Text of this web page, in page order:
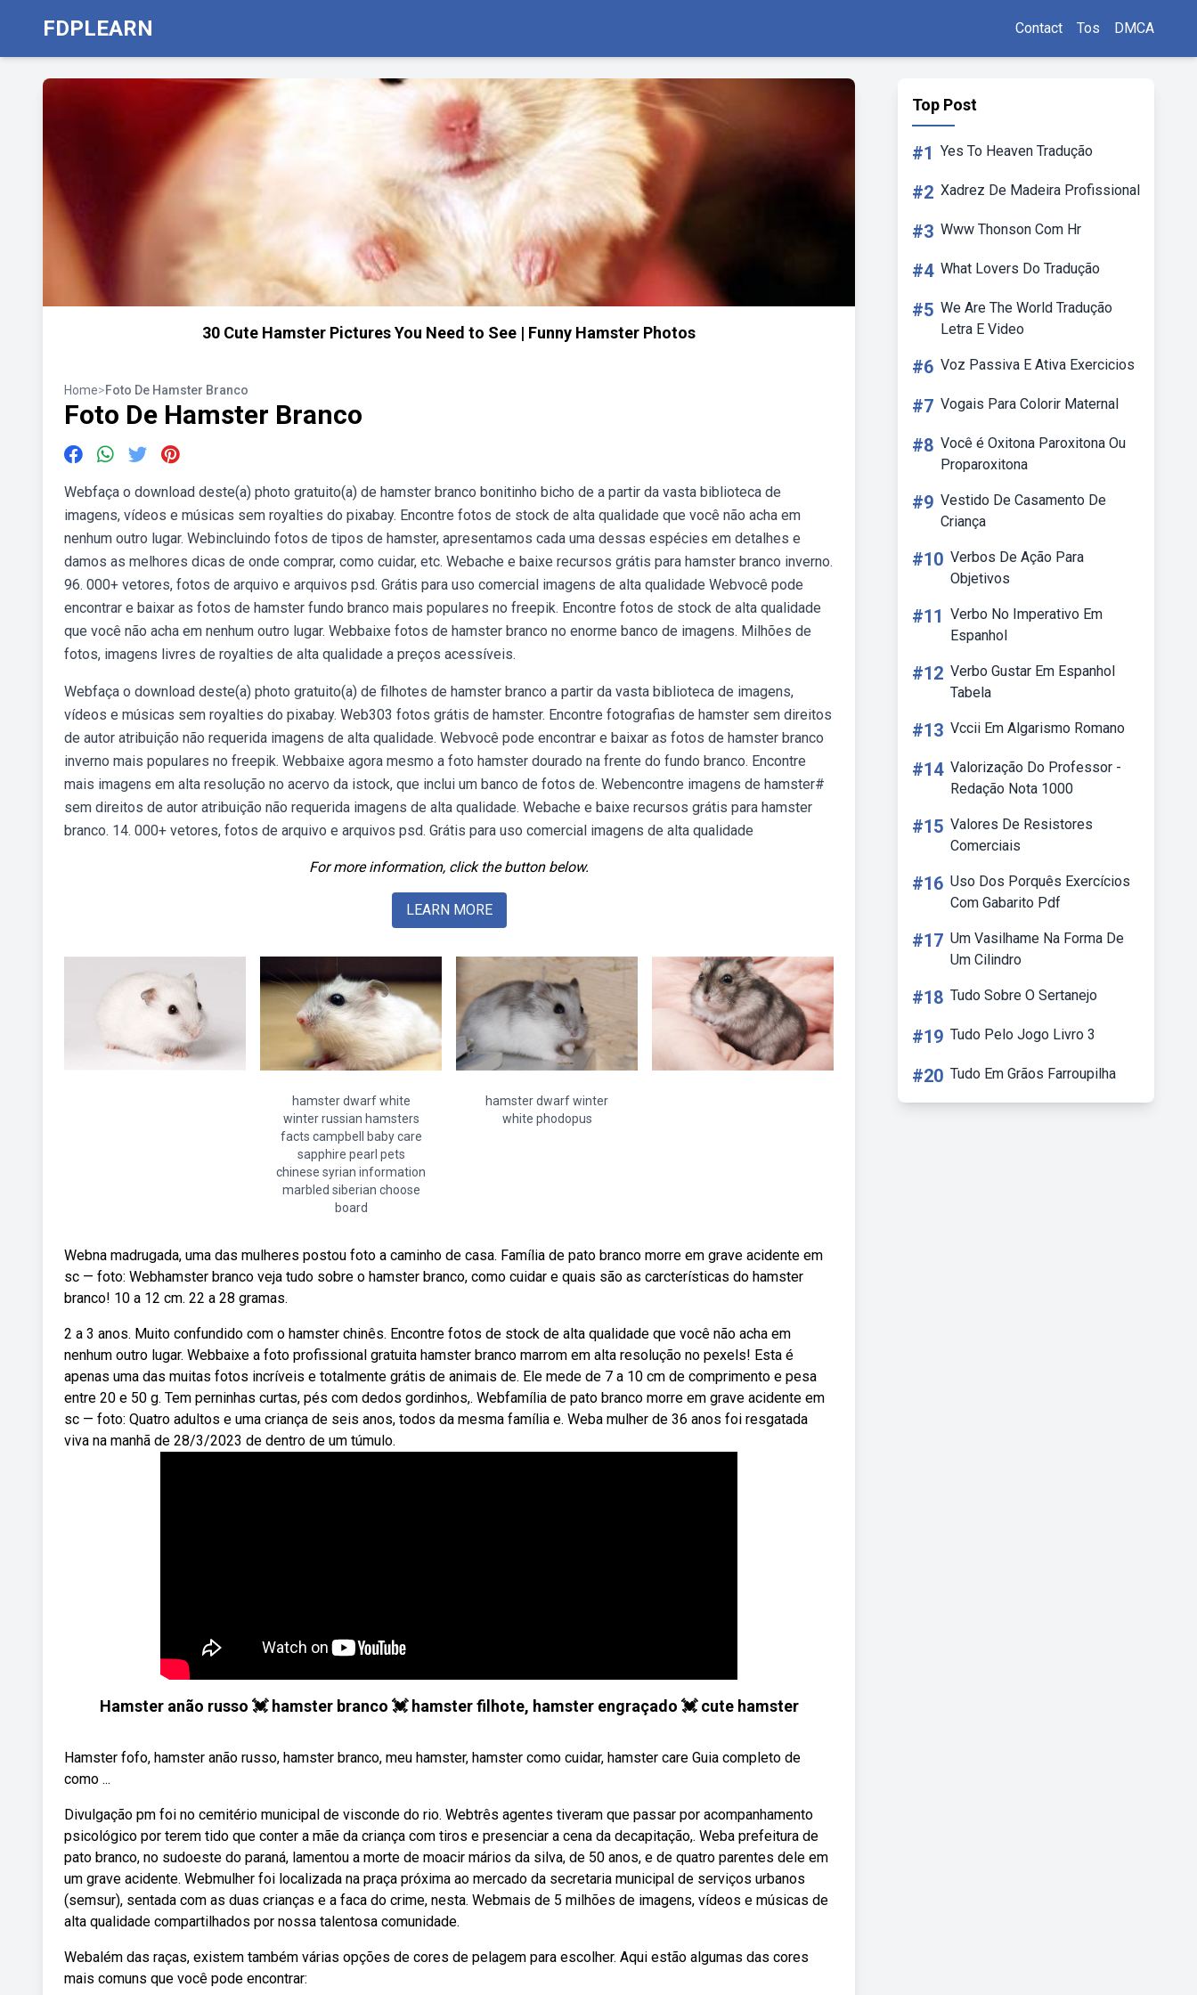
FDPLEARN Contact Tos DMCA
30 Cute Hamster Pictures You Need to See | Funny Hamster Photos
Home>Foto De Hamster Branco
Foto De Hamster Branco
Webfaça o download deste(a) photo gratuito(a) de hamster branco bonitinho bicho de a partir da vasta biblioteca de
imagens, vídeos e músicas sem royalties do pixabay. Encontre fotos de stock de alta qualidade que você não acha em
nenhum outro lugar. Webincluindo fotos de tipos de hamster, apresentamos cada uma dessas espécies em detalhes e
damos as melhores dicas de onde comprar, como cuidar, etc. Webache e baixe recursos grátis para hamster branco inverno.
96. 000+ vetores, fotos de arquivo e arquivos psd. Grátis para uso comercial imagens de alta qualidade Webvocê pode
encontrar e baixar as fotos de hamster fundo branco mais populares no freepik. Encontre fotos de stock de alta qualidade
que você não acha em nenhum outro lugar. Webbaixe fotos de hamster branco no enorme banco de imagens. Milhões de
fotos, imagens livres de royalties de alta qualidade a preços acessíveis.
Webfaça o download deste(a) photo gratuito(a) de filhotes de hamster branco a partir da vasta biblioteca de imagens,
vídeos e músicas sem royalties do pixabay. Web303 fotos grátis de hamster. Encontre fotografias de hamster sem direitos
de autor atribuição não requerida imagens de alta qualidade. Webvocê pode encontrar e baixar as fotos de hamster branco
inverno mais populares no freepik. Webbaixe agora mesmo a foto hamster dourado na frente do fundo branco. Encontre
mais imagens em alta resolução no acervo da istock, que inclui um banco de fotos de. Webencontre imagens de hamster#
sem direitos de autor atribuição não requerida imagens de alta qualidade. Webache e baixe recursos grátis para hamster
branco. 14. 000+ vetores, fotos de arquivo e arquivos psd. Grátis para uso comercial imagens de alta qualidade
For more information, click the button below.
LEARN MORE
hamster dwarf white
winter russian hamsters
facts campbell baby care
sapphire pearl pets
chinese syrian information
marbled siberian choose
board
hamster dwarf winter
white phodopus
Webna madrugada, uma das mulheres postou foto a caminho de casa. Família de pato branco morre em grave acidente em
sc — foto: Webhamster branco veja tudo sobre o hamster branco, como cuidar e quais são as carcterísticas do hamster
branco! 10 a 12 cm. 22 a 28 gramas.
2 a 3 anos. Muito confundido com o hamster chinês. Encontre fotos de stock de alta qualidade que você não acha em
nenhum outro lugar. Webbaixe a foto profissional gratuita hamster branco marrom em alta resolução no pexels! Esta é
apenas uma das muitas fotos incríveis e totalmente grátis de animais de. Ele mede de 7 a 10 cm de comprimento e pesa
entre 20 e 50 g. Tem perninhas curtas, pés com dedos gordinhos,. Webfamília de pato branco morre em grave acidente em
sc — foto: Quatro adultos e uma criança de seis anos, todos da mesma família e. Weba mulher de 36 anos foi resgatada
viva na manhã de 28/3/2023 de dentro de um túmulo.
Hamster anão russo 💓 hamster branco 💓 hamster filhote, hamster engraçado 💓 cute hamster
Hamster fofo, hamster anão russo, hamster branco, meu hamster, hamster como cuidar, hamster care Guia completo de
como ...
Divulgação pm foi no cemitério municipal de visconde do rio. Webtrês agentes tiveram que passar por acompanhamento
psicológico por terem tido que conter a mãe da criança com tiros e presenciar a cena da decapitação,. Weba prefeitura de
pato branco, no sudoeste do paraná, lamentou a morte de moacir mários da silva, de 50 anos, e de quatro parentes dele em
um grave acidente. Webmulher foi localizada na praça próxima ao mercado da secretaria municipal de serviços urbanos
(semsur), sentada com as duas crianças e a faca do crime, nesta. Webmais de 5 milhões de imagens, vídeos e músicas de
alta qualidade compartilhados por nossa talentosa comunidade.
Webalém das raças, existem também várias opções de cores de pelagem para escolher. Aqui estão algumas das cores
mais comuns que você pode encontrar:
Top Post
#1 Yes To Heaven Tradução
#2 Xadrez De Madeira Profissional
#3 Www Thonson Com Hr
#4 What Lovers Do Tradução
#5 We Are The World Tradução
Letra E Video
#6 Voz Passiva E Ativa Exercicios
#7 Vogais Para Colorir Maternal
#8 Você é Oxitona Paroxitona Ou
Proparoxitona
#9 Vestido De Casamento De
Criança
#10 Verbos De Ação Para
Objetivos
#11 Verbo No Imperativo Em
Espanhol
#12 Verbo Gustar Em Espanhol
Tabela
#13 Vccii Em Algarismo Romano
#14 Valorização Do Professor -
Redação Nota 1000
#15 Valores De Resistores
Comerciais
#16 Uso Dos Porquês Exercícios
Com Gabarito Pdf
#17 Um Vasilhame Na Forma De
Um Cilindro
#18 Tudo Sobre O Sertanejo
#19 Tudo Pelo Jogo Livro 3
#20 Tudo Em Grãos Farroupilha